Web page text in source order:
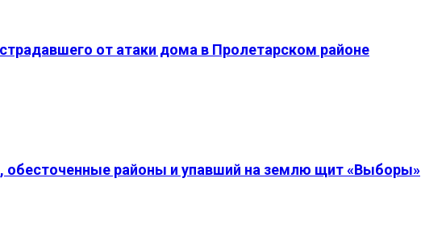
от атаки дома в Пролетарском районе
обесточенные районы и упавший на землю щит «Выборы»